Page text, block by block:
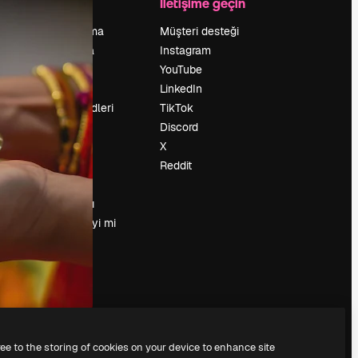
Fiyatlandırma
Hakkımızda
Reviews
Kariyer
Arama trendleri
Blog
Olaylar
Slidesgo
İçerik satışı
Basın odası
Magnific.ai’yi mi
Müşteri desteği
Instagram
YouTube
LinkedIn
TikTok
Discord
X
Reddit
to the storing of cookies on your device to enhance site